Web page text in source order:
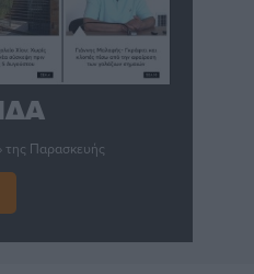
της Παρασκευής